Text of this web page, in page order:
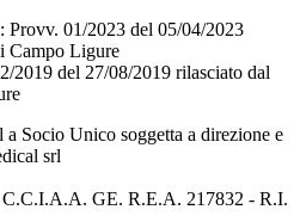
Provv. 01/2023 del 05/04/2023
Campo Ligure
2019 del 27/08/2019 rilasciato dal
Socio Unico soggetta a direzione e
srl
GE. R.E.A. 217832 - R.I.